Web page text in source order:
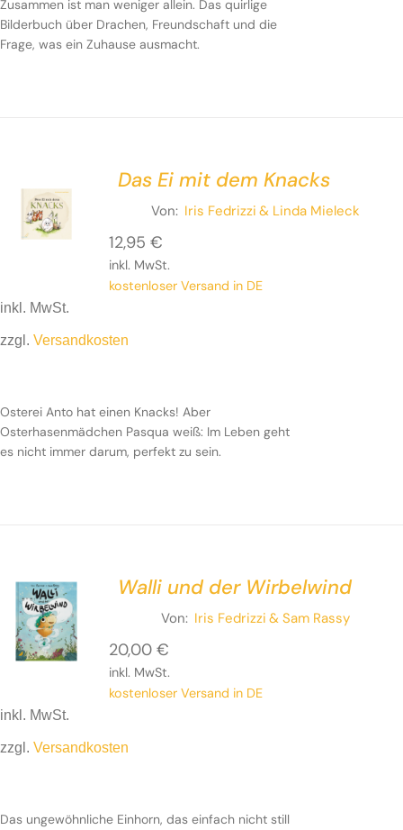
Zusammen ist man weniger allein. Das quirlige
Bilderbuch über Drachen, Freundschaft und die
Frage, was ein Zuhause ausmacht.
Das Ei mit dem Knacks
Von: Iris Fedrizzi & Linda Mieleck
12,95 €
inkl. MwSt.
kostenloser Versand in DE
inkl. MwSt.
zzgl. Versandkosten
Osterei Anto hat einen Knacks! Aber
Osterhasenmädchen Pasqua weiß: Im Leben geht
es nicht immer darum, perfekt zu sein.
Walli und der Wirbelwind
Von: Iris Fedrizzi & Sam Rassy
20,00 €
inkl. MwSt.
kostenloser Versand in DE
inkl. MwSt.
zzgl. Versandkosten
Das ungewöhnliche Einhorn, das einfach nicht still